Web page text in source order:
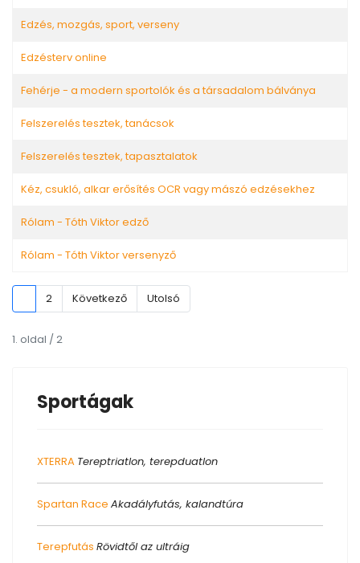
Edzés, mozgás, sport, verseny
Edzésterv online
Fehérje - a modern sportolók és a társadalom bálványa
Felszerelés tesztek, tanácsok
Felszerelés tesztek, tapasztalatok
Kéz, csukló, alkar erősítés OCR vagy mászó edzésekhez
Rólam - Tóth Viktor edző
Rólam - Tóth Viktor versenyző
2 Következő Utolsó
1. oldal / 2
Sportágak
XTERRA Tereptriatlon, terepduatlon
Spartan Race Akadályfutás, kalandtúra
Terepfutás Rövidtől az ultráig